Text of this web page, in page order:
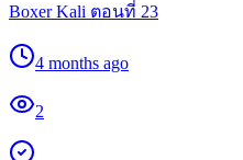
Boxer Kali ตอนที่ 23
4 months ago
2